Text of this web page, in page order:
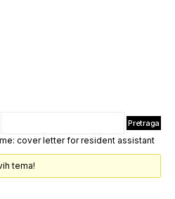
cover letter for resident assistant
tema!